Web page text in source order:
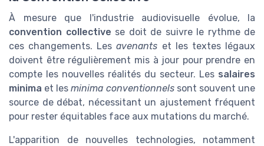
À mesure que l'industrie audiovisuelle évolue, la
convention collective se doit de suivre le rythme de
ces changements. Lesavenants et les textes légaux
doivent être régulièrement mis à jour pour prendre en
compte les nouvelles réalités du secteur. Les salaires
minima et lesminima conventionnelssont souvent une
source de débat, nécessitant un ajustement fréquent
pour rester équitables face aux mutations du marché.
L'apparition de nouvelles technologies, notamment